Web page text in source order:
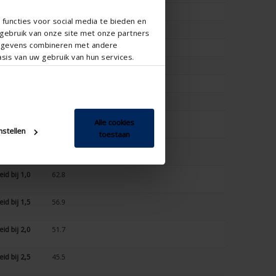
voor social media te bieden en
van onze site met onze partners
combineren met andere
van uw gebruik van hun services.
Alle cookies
toestaan
(mm)
-
4.6
0.466
bij 1,0
62.8
bij 1,5
56.9
bij 2,0
51.7
bij 2,5
45.5